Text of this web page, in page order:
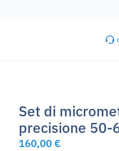
Set di
precisione 50-
160,00 €